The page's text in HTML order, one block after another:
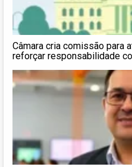
Câmara cria comissão para
reforçar responsabilidade